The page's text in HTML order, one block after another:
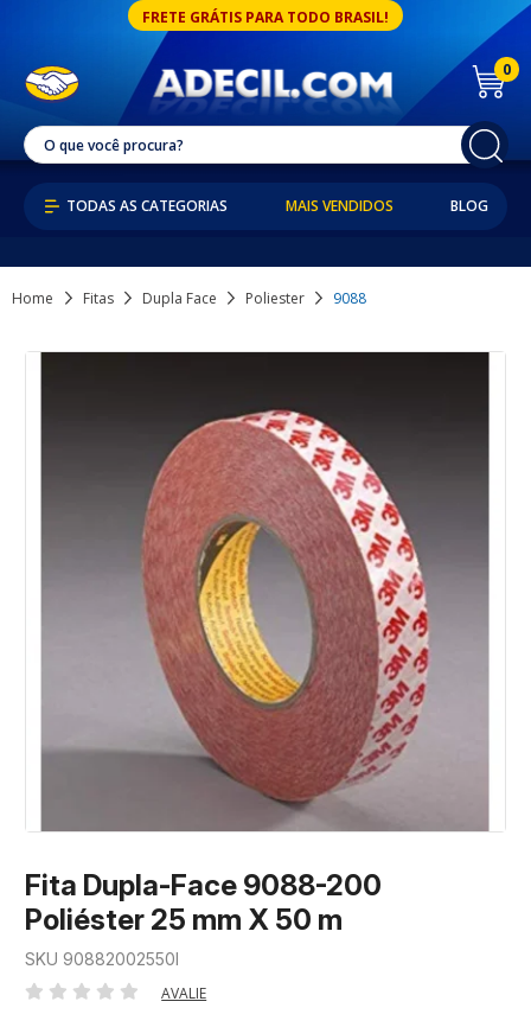
FRETE GRÁTIS PARA TODO BRASIL!
0
MAIS VENDIDOS BLOG
Home Fitas Dupla Face Poliester 9088
Fita Dupla-Face 9088-200
Poliéster 25 mm X 50 m
SKU 90882002550I
AVALIE